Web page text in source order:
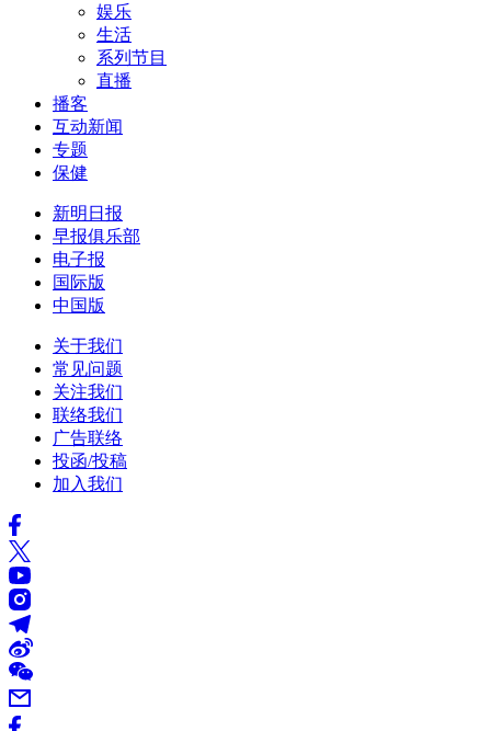
娱乐
生活
系列节目
直播
播客
互动新闻
专题
保健
新明日报
早报俱乐部
电子报
国际版
中国版
关于我们
常见问题
关注我们
联络我们
广告联络
投函/投稿
加入我们